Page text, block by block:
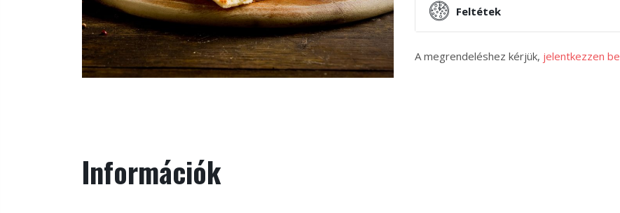
Feltétek
A megrendeléshez kérjük, jelentkezzen be
Információk